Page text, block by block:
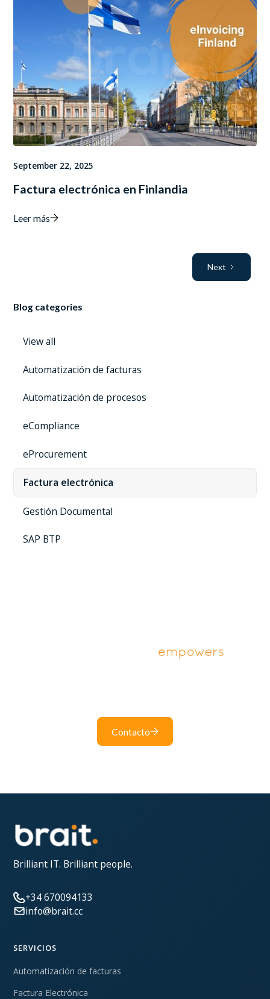
Blog categories
View all
Automatización de facturas
Automatización de procesos
eCompliance
eProcurement
Factura electrónica
Gestión Documental
SAP BTP
September 22, 2025
Factura electrónica en Finlandia
Leer más
Next
Contacto
Brilliant IT. Brilliant people.
+34 670094133
info@brait.cc
SERVICIOS
Automatización de facturas
Factura Electrónica